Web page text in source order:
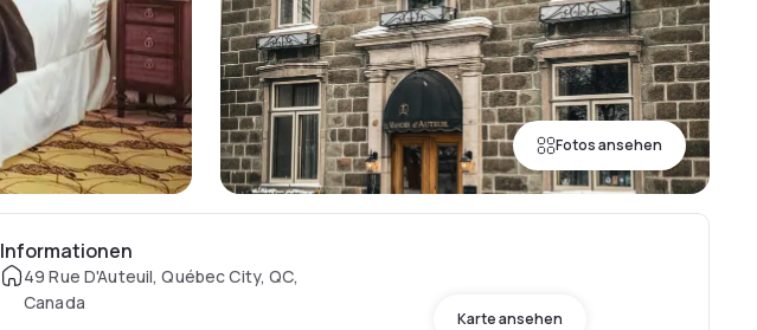
Fotos ansehen
Informationen
49 Rue D'Auteuil, Québec City, QC,
Canada
Karte ansehen